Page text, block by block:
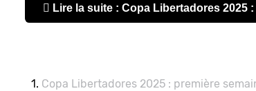
Lire la suite : Copa Libertadores 2025
Copa Libertadores 2025 : première